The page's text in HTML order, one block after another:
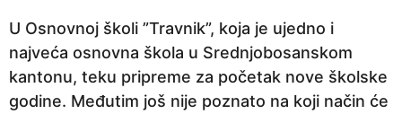
o
d
i
n
U Osnovnoj školi ”Travnik”, koja je ujedno i
najveća osnovna škola u Srednjobosanskom
kantonu, teku pripreme za početak nove školske
godine. Međutim još nije poznato na koji način će